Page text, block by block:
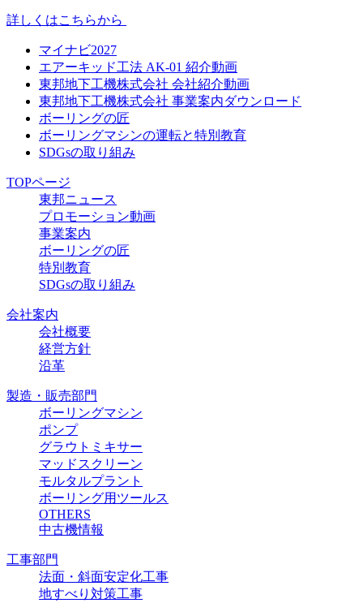
詳しくはこちらから
マイナビ2027
エアーキッド工法 AK-01 紹介動画
東邦地下工機株式会社 会社紹介動画
東邦地下工機株式会社 事業案内ダウンロード
ボーリングの匠
ボーリングマシンの運転と特別教育
SDGsの取り組み
TOPページ
東邦ニュース
プロモーション動画
事業案内
ボーリングの匠
特別教育
SDGsの取り組み
会社案内
会社概要
経営方針
沿革
製造・販売部門
ボーリングマシン
ポンプ
グラウトミキサー
マッドスクリーン
モルタルプラント
ボーリング用ツールス
OTHERS
中古機情報
工事部門
法面・斜面安定化工事
地すべり対策工事